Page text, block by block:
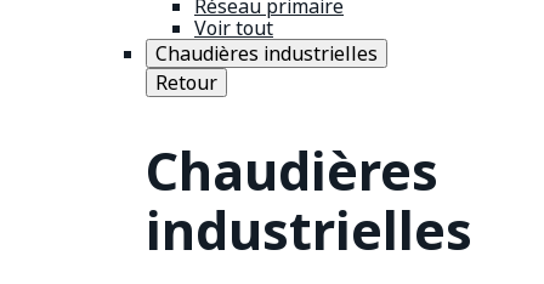
Réseau primaire
Voir tout
Chaudières industrielles
Retour
Chaudières
industrielles